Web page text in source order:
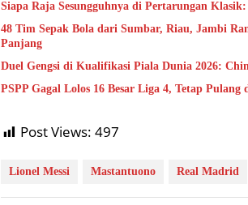
Siapa Raja Sesungguhnya di Pertarungan
48 Tim Sepak Bola dari Sumbar, Riau, Jambi
Panjang
Duel Gengsi di Kualifikasi Piala Dunia 2026:
PSPP Gagal Lolos 16 Besar Liga 4, Tetap Pulang
Post Views: 497
Lionel Messi Mastantuono Real Madrid